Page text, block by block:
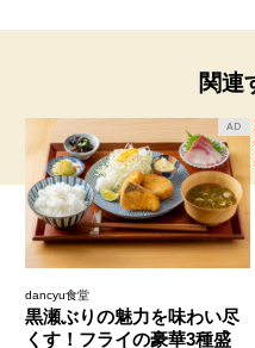
関連
AD
dancyu食堂
黒瀬ぶりの魅力を味わい尽
くす！フライの豪華3種盛